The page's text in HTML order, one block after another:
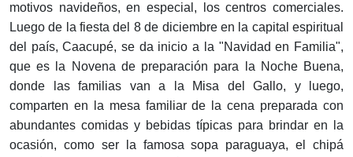
motivos navideños, en especial, los centros comerciales.
Luego de la fiesta del 8 de diciembre en la capital espiritual
del país, Caacupé, se da inicio a la "Navidad en Familia",
que es la Novena de preparación para la Noche Buena,
donde las familias van a la Misa del Gallo, y luego,
comparten en la mesa familiar de la cena preparada con
abundantes comidas y bebidas típicas para brindar en la
ocasión, como ser la famosa sopa paraguaya, el chipá